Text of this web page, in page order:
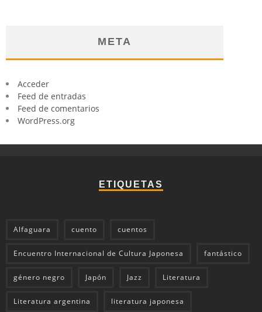
META
Acceder
Feed de entradas
Feed de comentarios
WordPress.org
ETIQUETAS
Alfaguara cuento cuentos
Encuentro Internacional de Cultura Japonesa fantástico
género negro Japón Jazz Literatura
Literatura argentina literatura japonesa